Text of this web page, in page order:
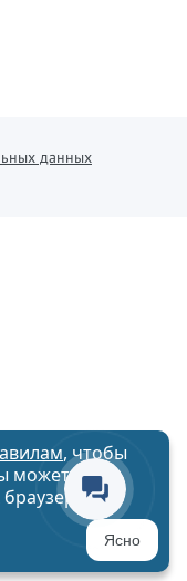
данных
, чтобы
можете
браузера
Ясно